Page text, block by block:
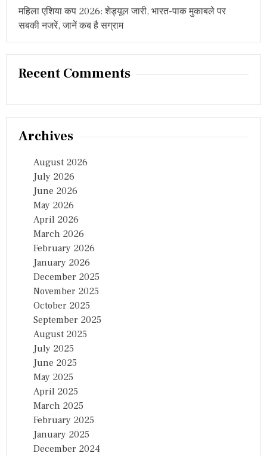
महिला एशिया कप 2026: शेड्यूल जारी, भारत-पाक मुकाबले पर
सबकी नजरें, जानें कब है सग्राम
Recent Comments
Archives
August 2026
July 2026
June 2026
May 2026
April 2026
March 2026
February 2026
January 2026
December 2025
November 2025
October 2025
September 2025
August 2025
July 2025
June 2025
May 2025
April 2025
March 2025
February 2025
January 2025
December 2024